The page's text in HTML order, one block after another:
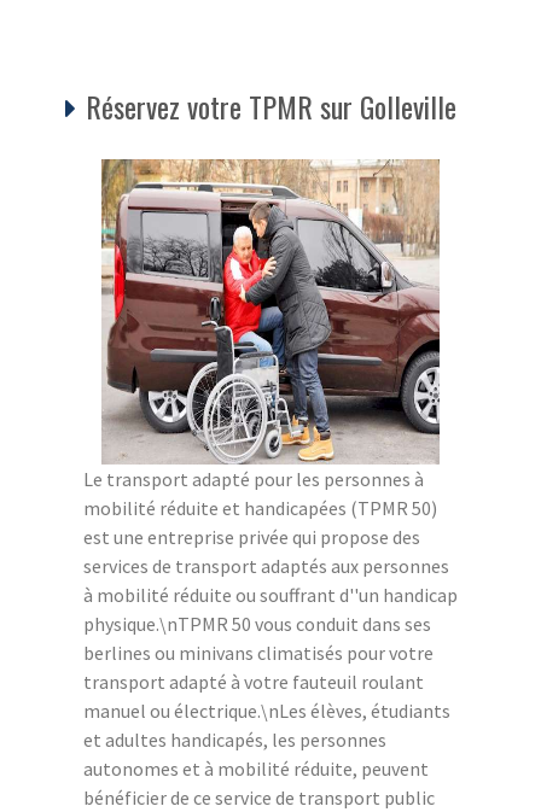
Réservez votre TPMR sur Golleville
Le transport adapté pour les personnes à
mobilité réduite et handicapées (TPMR 50)
est une entreprise privée qui propose des
services de transport adaptés aux personnes
à mobilité réduite ou souffrant d''un handicap
physique.\nTPMR 50 vous conduit dans ses
berlines ou minivans climatisés pour votre
transport adapté à votre fauteuil roulant
manuel ou électrique.\nLes élèves, étudiants
et adultes handicapés, les personnes
autonomes et à mobilité réduite, peuvent
bénéficier de ce service de transport public